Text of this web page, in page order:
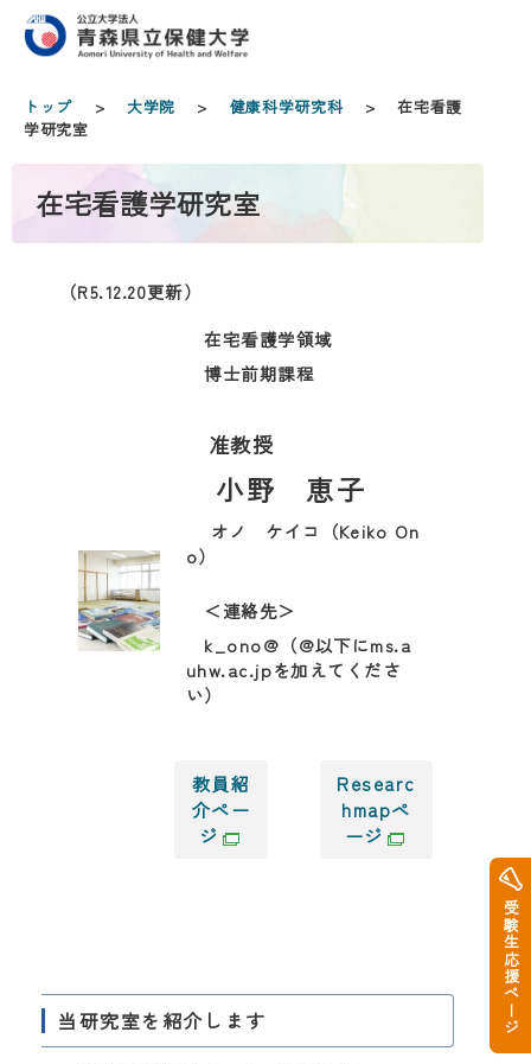
トップ > 大学院 > 健康科学研究科> 在宅看護
学研究室
在宅看護学研究室
（R5.12.20更新）
在宅看護学領域
博士前期課程
准教授
小野 恵子
オノ ケイコ（Keiko On
o）
＜連絡先＞
k_ono@（@以下にms.a
uhw.ac.jpを加えてくださ
い）
教員紹
介ペー
ジ
Researc
hmapペ
ージ
当研究室を紹介します 受験生応援ページ